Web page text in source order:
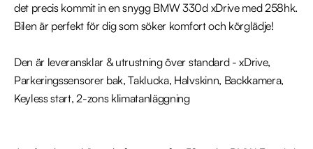
det precis kommit in en snygg BMW 330d xDrive med 258hk.
Bilen är perfekt för dig som söker komfort och körglädje!
Den är leveransklar & utrustning över standard - xDrive,
Parkeringssensorer bak, Taklucka, Halvskinn, Backkamera,
Keyless start, 2-zons klimatanläggning